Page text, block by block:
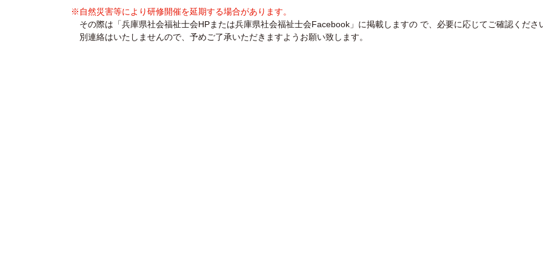
※自然災害等により研修開催を延期する場合があります。
その際は「兵庫県社会福祉士会HPまたは兵庫県社会福祉士会Facebook」に掲載しますの で、必要に応じてご確認くださ
別連絡はいたしませんので、予めご了承いただきますようお願い致します。